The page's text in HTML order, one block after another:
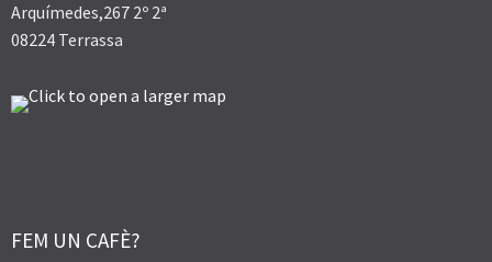
Arquímedes,267 2º 2ª
08224 Terrassa
FEM UN CAFÈ?